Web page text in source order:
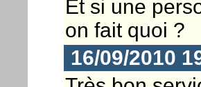
Et si une
on fait quoi ?
16/09/2010